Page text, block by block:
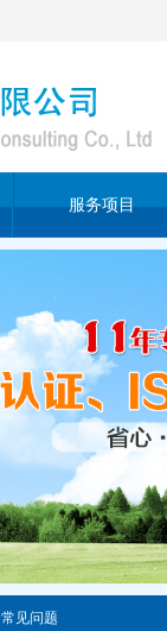
服务项目
常见问题